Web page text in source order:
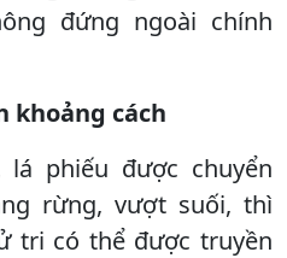
đứng ngoài chính
khoảng cách
lá phiếu được chuyển
rừng, vượt suối, thì
tri có thể được truyền